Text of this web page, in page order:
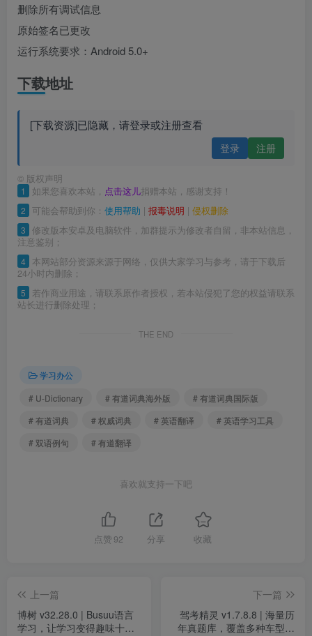
删除所有调试信息
原始签名已更改
运行系统要求：Android 5.0+
下载地址
[下载资源]已隐藏，请登录或注册查看
登录 注册
© 版权声明
1 如果您喜欢本站， 点击这儿捐赠本站，感谢支持！
2 可能会帮助到你： 使用帮助 | 报毒说明 | 侵权删除
3 修改版本安卓及电脑软件，加群提示为修改者自留，非本站信息，
注意鉴别；
4 本网站部分资源来源于网络，仅供大家学习与参考，请于下载后
24小时内删除；
5
若作商业用途，请联系原作者授权，若本站侵犯了您的权益请联系
站长进行删除处理；
THE END
学习办公
# U-Dictionary
# 有道词典海外版
# 有道词典国际版
# 有道词典
# 权威词典 # 英语翻译
# 英语学习工具
# 双语例句
# 有道翻译
喜欢就支持一下吧
点赞 92 分享 收藏
上一篇
博树 v32.28.0 | Busuu语言
学习，让学习变得趣味十
下一篇
驾考精灵 v1.7.8.8 | 海量历
年真题库，覆盖多种车型，